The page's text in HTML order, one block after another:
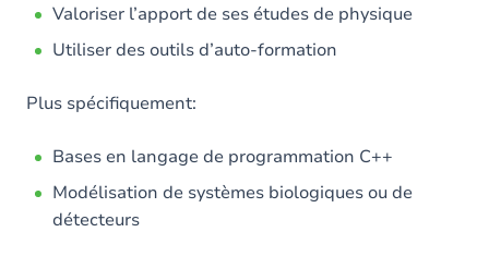
Valoriser l’apport de ses études de physique
Utiliser des outils d’auto-formation
Plus spécifiquement:
Bases en langage de programmation C++
Modélisation de systèmes biologiques ou de
détecteurs